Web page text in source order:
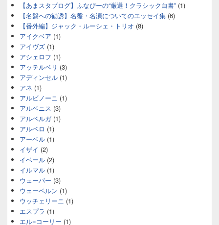
【あまスタブログ】ふなぴーの“厳選！クラシック白書” (1)
【名盤への勧誘】名盤・名演についてのエッセイ集 (6)
【番外編】ジャック・ルーシェ・トリオ (8)
アイクベア (1)
アイヴズ (1)
アシェロフ (1)
アッテルベリ (3)
アディンセル (1)
アネ (1)
アルビノーニ (1)
アルベニス (3)
アルベルガ(1)
アルベロ (1)
アーベル (1)
イザイ (2)
イベール (2)
イルマル (1)
ウェーバー (3)
ウェーベルン (1)
ウッチェリーニ (1)
エスプラ (1)
エル=コーリー (1)